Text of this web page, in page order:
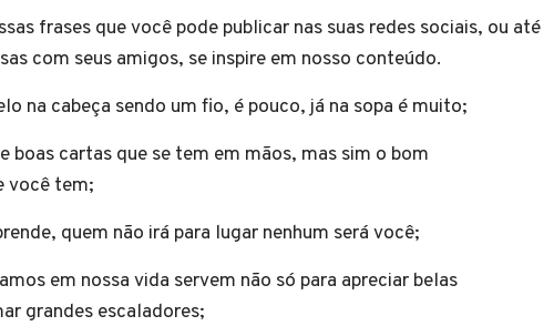
frases que você pode publicar nas suas redes sociais, ou até
com seus amigos, se inspire em nosso conteúdo.
na cabeça sendo um fio, é pouco, já na sopa é muito;
boas cartas que se tem em mãos, mas sim o bom
você tem;
quem não irá para lugar nenhum será você;
em nossa vida servem não só para apreciar belas
grandes escaladores;